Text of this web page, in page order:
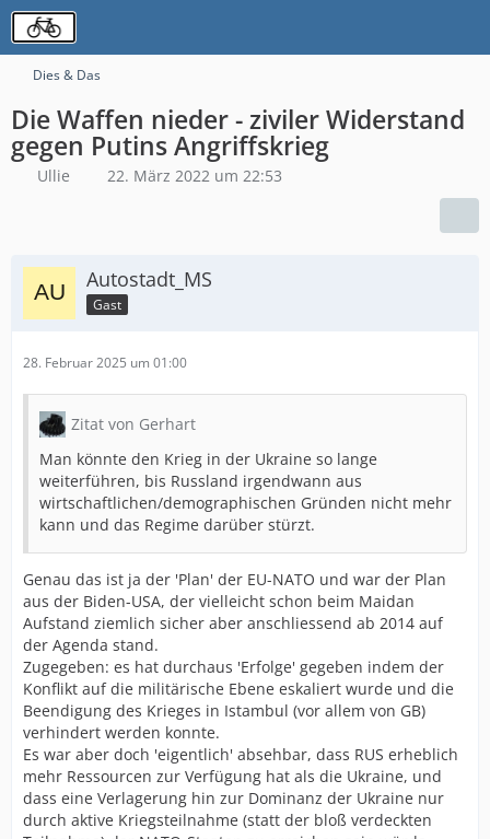
Dies & Das
Die Waffen nieder - ziviler Widerstand
gegen Putins Angriffskrieg
Ullie 22. März 2022 um 22:53
Autostadt_MS
Gast
28. Februar 2025 um 01:00
Zitat von Gerhart
Man könnte den Krieg in der Ukraine so lange
weiterführen, bis Russland irgendwann aus
wirtschaftlichen/demographischen Gründen nicht mehr
kann und das Regime darüber stürzt.
Genau das ist ja der 'Plan' der EU-NATO und war der Plan
aus der Biden-USA, der vielleicht schon beim Maidan
Aufstand ziemlich sicher aber anschliessend ab 2014 auf
der Agenda stand.
Zugegeben: es hat durchaus 'Erfolge' gegeben indem der
Konflikt auf die militärische Ebene eskaliert wurde und die
Beendigung des Krieges in Istambul (vor allem von GB)
verhindert werden konnte.
Es war aber doch 'eigentlich' absehbar, dass RUS erheblich
mehr Ressourcen zur Verfügung hat als die Ukraine, und
dass eine Verlagerung hin zur Dominanz der Ukraine nur
durch aktive Kriegsteilnahme (statt der bloß verdeckten